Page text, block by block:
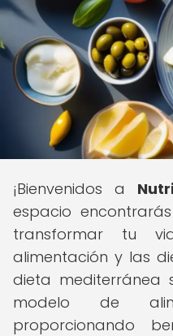
¡Bienvenidos a
espacio
transformar tu
alimentación y las
dieta mediterránea
modelo de
proporcionando